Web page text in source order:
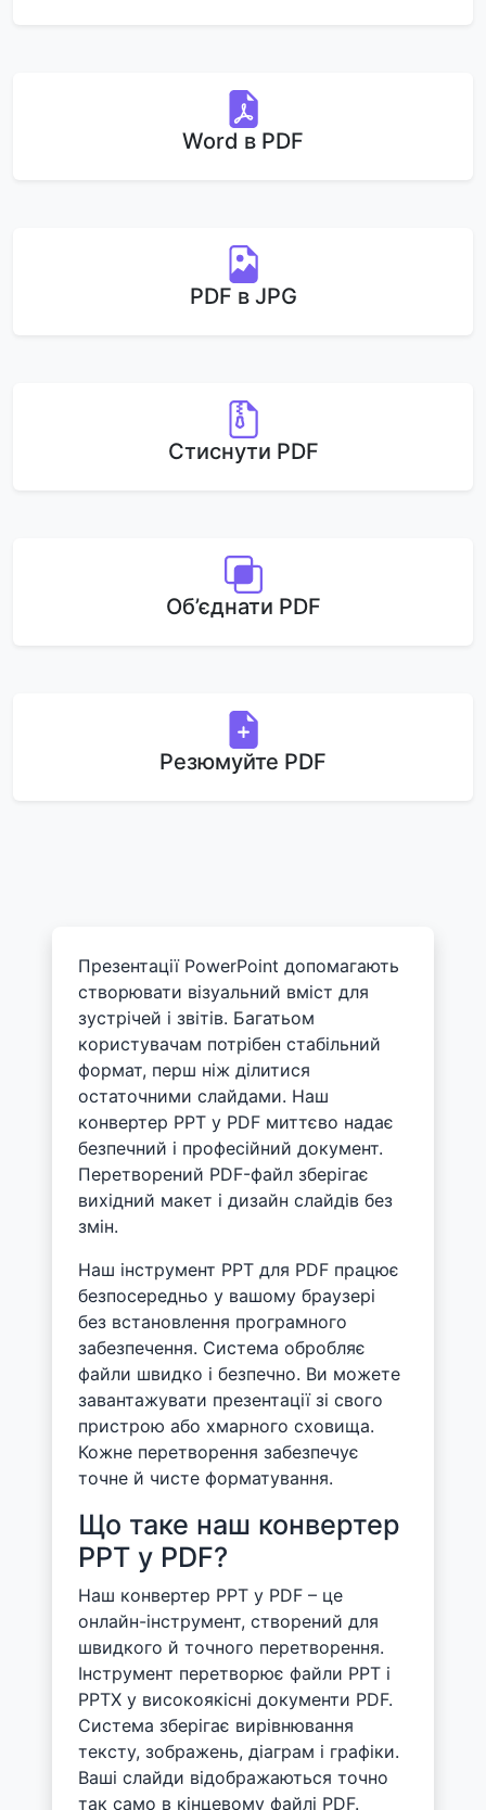
Word в PDF
PDF в JPG
Стиснути PDF
Об’єднати PDF
Резюмуйте PDF
Презентації PowerPoint допомагають
створювати візуальний вміст для
зустрічей і звітів. Багатьом
користувачам потрібен стабільний
формат, перш ніж ділитися
остаточними слайдами. Наш
конвертер PPT у PDF миттєво надає
безпечний і професійний документ.
Перетворений PDF-файл зберігає
вихідний макет і дизайн слайдів без
змін.
Наш інструмент PPT для PDF працює
безпосередньо у вашому браузері
без встановлення програмного
забезпечення. Система обробляє
файли швидко і безпечно. Ви можете
завантажувати презентації зі свого
пристрою або хмарного сховища.
Кожне перетворення забезпечує
точне й чисте форматування.
Що таке наш конвертер
PPT у PDF?
Наш конвертер PPT у PDF – це
онлайн-інструмент, створений для
швидкого й точного перетворення.
Інструмент перетворює файли PPT і
PPTX у високоякісні документи PDF.
Система зберігає вирівнювання
тексту, зображень, діаграм і графіки.
Ваші слайди відображаються точно
так само в кінцевому файлі PDF.